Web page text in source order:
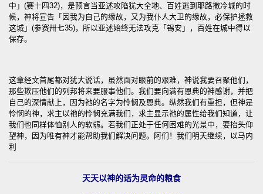
中」(赛十四32)，是预言当亚述攻陷犹大全地、百姓逃到耶路撒冷城的时
候，神将宣告「因我为自己的缘故，又为我仆人大卫的缘故，必保护拯救
这城」(参赛卅七35)，所以亚述始终无法攻克「锡安」，百姓在城中得以
保存。
这章经文首尾都对犹大说话，虽然面对眼前的艰难，神说我要召聚他们，
那些欺压他们的列邦将来要服事他们。我们要向满有恩典的神感谢，并把
自己的深情献上，因为祂的名字为怜悯及恩典。纵然我们有重担，但神是
怜悯的神，求主以祂的怜悯充满我们，求主显示祂的属性给我们知道，让
我们也同样体恤别人的软弱。若我们正处于任何困难的光景中，要抬头仰
望神，因为唯有神才能帮助我们解决问题。阿们！我们明天继续，以马内
利
天天以神的话为灵命的粮食